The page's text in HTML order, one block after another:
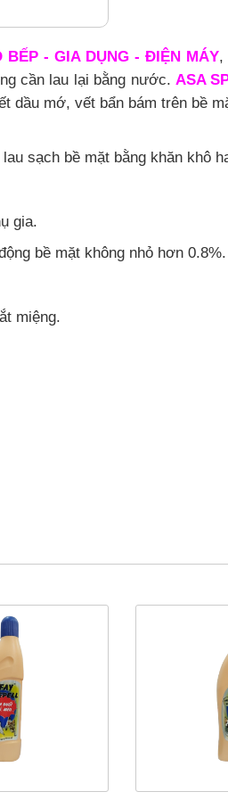
BẾP - GIA DỤNG - ĐIỆN MÁY,
cần lau lại bằng nước.ASA
dầu mớ, vết bẩn bám trên bề
sạch bề mặt bằng khăn khô
gia.
bề mặt không nhỏ hơn 0.8%.
miệng.